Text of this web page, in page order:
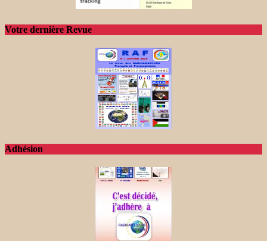
Votre dernière Revue
Adhésion